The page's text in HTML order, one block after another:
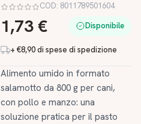
COD: 8011789501604
1,73 € Disponibile
+ €8,90 di spese di spedizione
Alimento umido in formato
salamotto da 800 g per cani,
con pollo e manzo: una
soluzione pratica per il pasto